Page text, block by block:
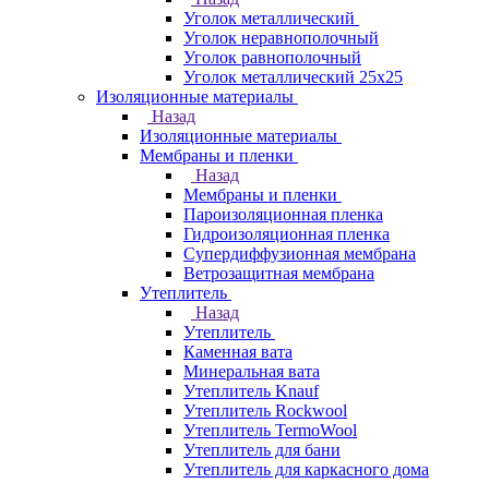
Уголок металлический
Уголок неравнополочный
Уголок равнополочный
Уголок металлический 25х25
Изоляционные материалы
Назад
Изоляционные материалы
Мембраны и пленки
Назад
Мембраны и пленки
Пароизоляционная пленка
Гидроизоляционная пленка
Супердиффузионная мембрана
Ветрозащитная мембрана
Утеплитель
Назад
Утеплитель
Каменная вата
Минеральная вата
Утеплитель Knauf
Утеплитель Rockwool
Утеплитель TermoWool
Утеплитель для бани
Утеплитель для каркасного дома